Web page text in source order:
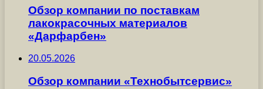
Обзор компании по поставкам
лакокрасочных материалов
«Дарфарбен»
20.05.2026
Обзор компании «Технобытсервис»